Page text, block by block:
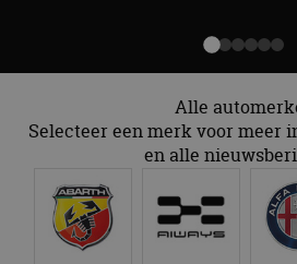
Alle
Selecteer een merk voor meer
en alle